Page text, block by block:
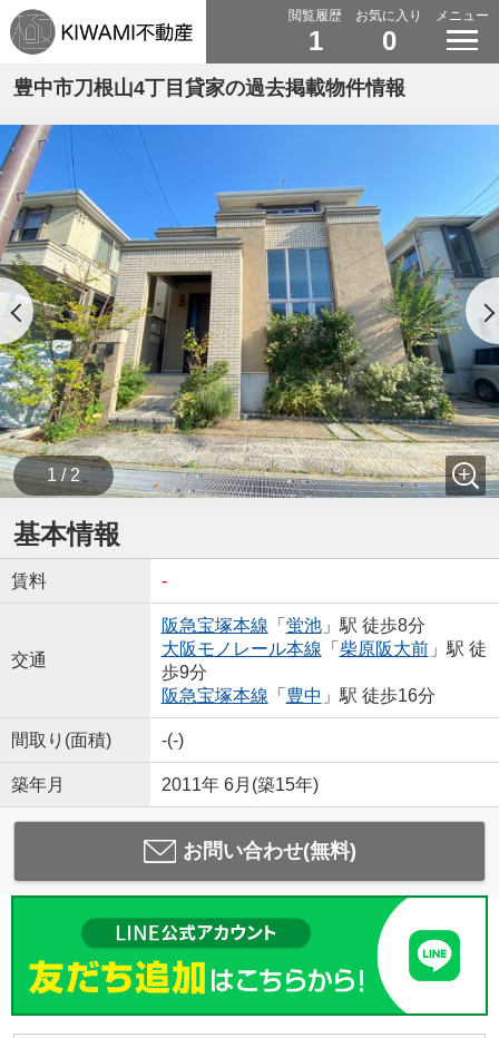
閲覧履歴
1
お気に入り
0
メニュー
豊中市刀根山4丁目貸家の過去掲載物件情報
1 / 2
基本情報
賃料 -
交通
阪急宝塚本線 「 蛍池」駅 徒歩8分
大阪モノレール本線 「 柴原阪大前」駅 徒
歩9分
阪急宝塚本線 「 豊中 」駅 徒歩16分
間取り(面積) -(-)
築年月 2011年 6月(築15年)
お問い合わせ(無料)